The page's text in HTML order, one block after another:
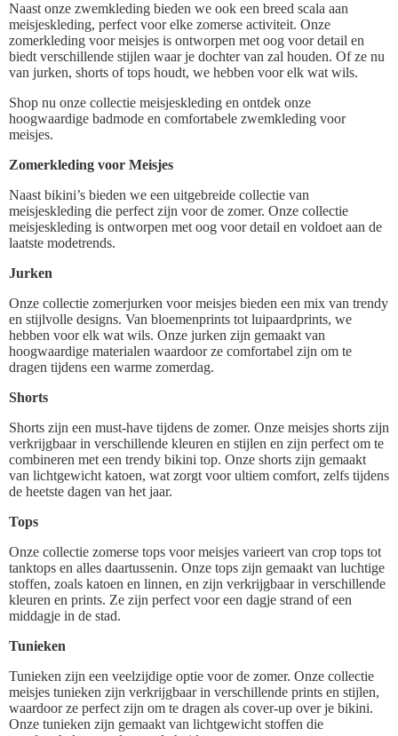
Naast onze zwemkleding bieden we ook een breed scala aan
meisjeskleding, perfect voor elke zomerse activiteit. Onze
zomerkleding voor meisjes is ontworpen met oog voor detail en
biedt verschillende stijlen waar je dochter van zal houden. Of ze nu
van jurken, shorts of tops houdt, we hebben voor elk wat wils.
Shop nu onze collectie meisjeskleding en ontdek onze
hoogwaardige badmode en comfortabele zwemkleding voor
meisjes.
Zomerkleding voor Meisjes
Naast bikini’s bieden we een uitgebreide collectie van
meisjeskleding die perfect zijn voor de zomer. Onze collectie
meisjeskleding is ontworpen met oog voor detail en voldoet aan de
laatste modetrends.
Jurken
Onze collectie zomerjurken voor meisjes bieden een mix van trendy
en stijlvolle designs. Van bloemenprints tot luipaardprints, we
hebben voor elk wat wils. Onze jurken zijn gemaakt van
hoogwaardige materialen waardoor ze comfortabel zijn om te
dragen tijdens een warme zomerdag.
Shorts
Shorts zijn een must-have tijdens de zomer. Onze meisjes shorts zijn
verkrijgbaar in verschillende kleuren en stijlen en zijn perfect om te
combineren met een trendy bikini top. Onze shorts zijn gemaakt
van lichtgewicht katoen, wat zorgt voor ultiem comfort, zelfs tijdens
de heetste dagen van het jaar.
Tops
Onze collectie zomerse tops voor meisjes varieert van crop tops tot
tanktops en alles daartussenin. Onze tops zijn gemaakt van luchtige
stoffen, zoals katoen en linnen, en zijn verkrijgbaar in verschillende
kleuren en prints. Ze zijn perfect voor een dagje strand of een
middagje in de stad.
Tunieken
Tunieken zijn een veelzijdige optie voor de zomer. Onze collectie
meisjes tunieken zijn verkrijgbaar in verschillende prints en stijlen,
waardoor ze perfect zijn om te dragen als cover-up over je bikini.
Onze tunieken zijn gemaakt van lichtgewicht stoffen die